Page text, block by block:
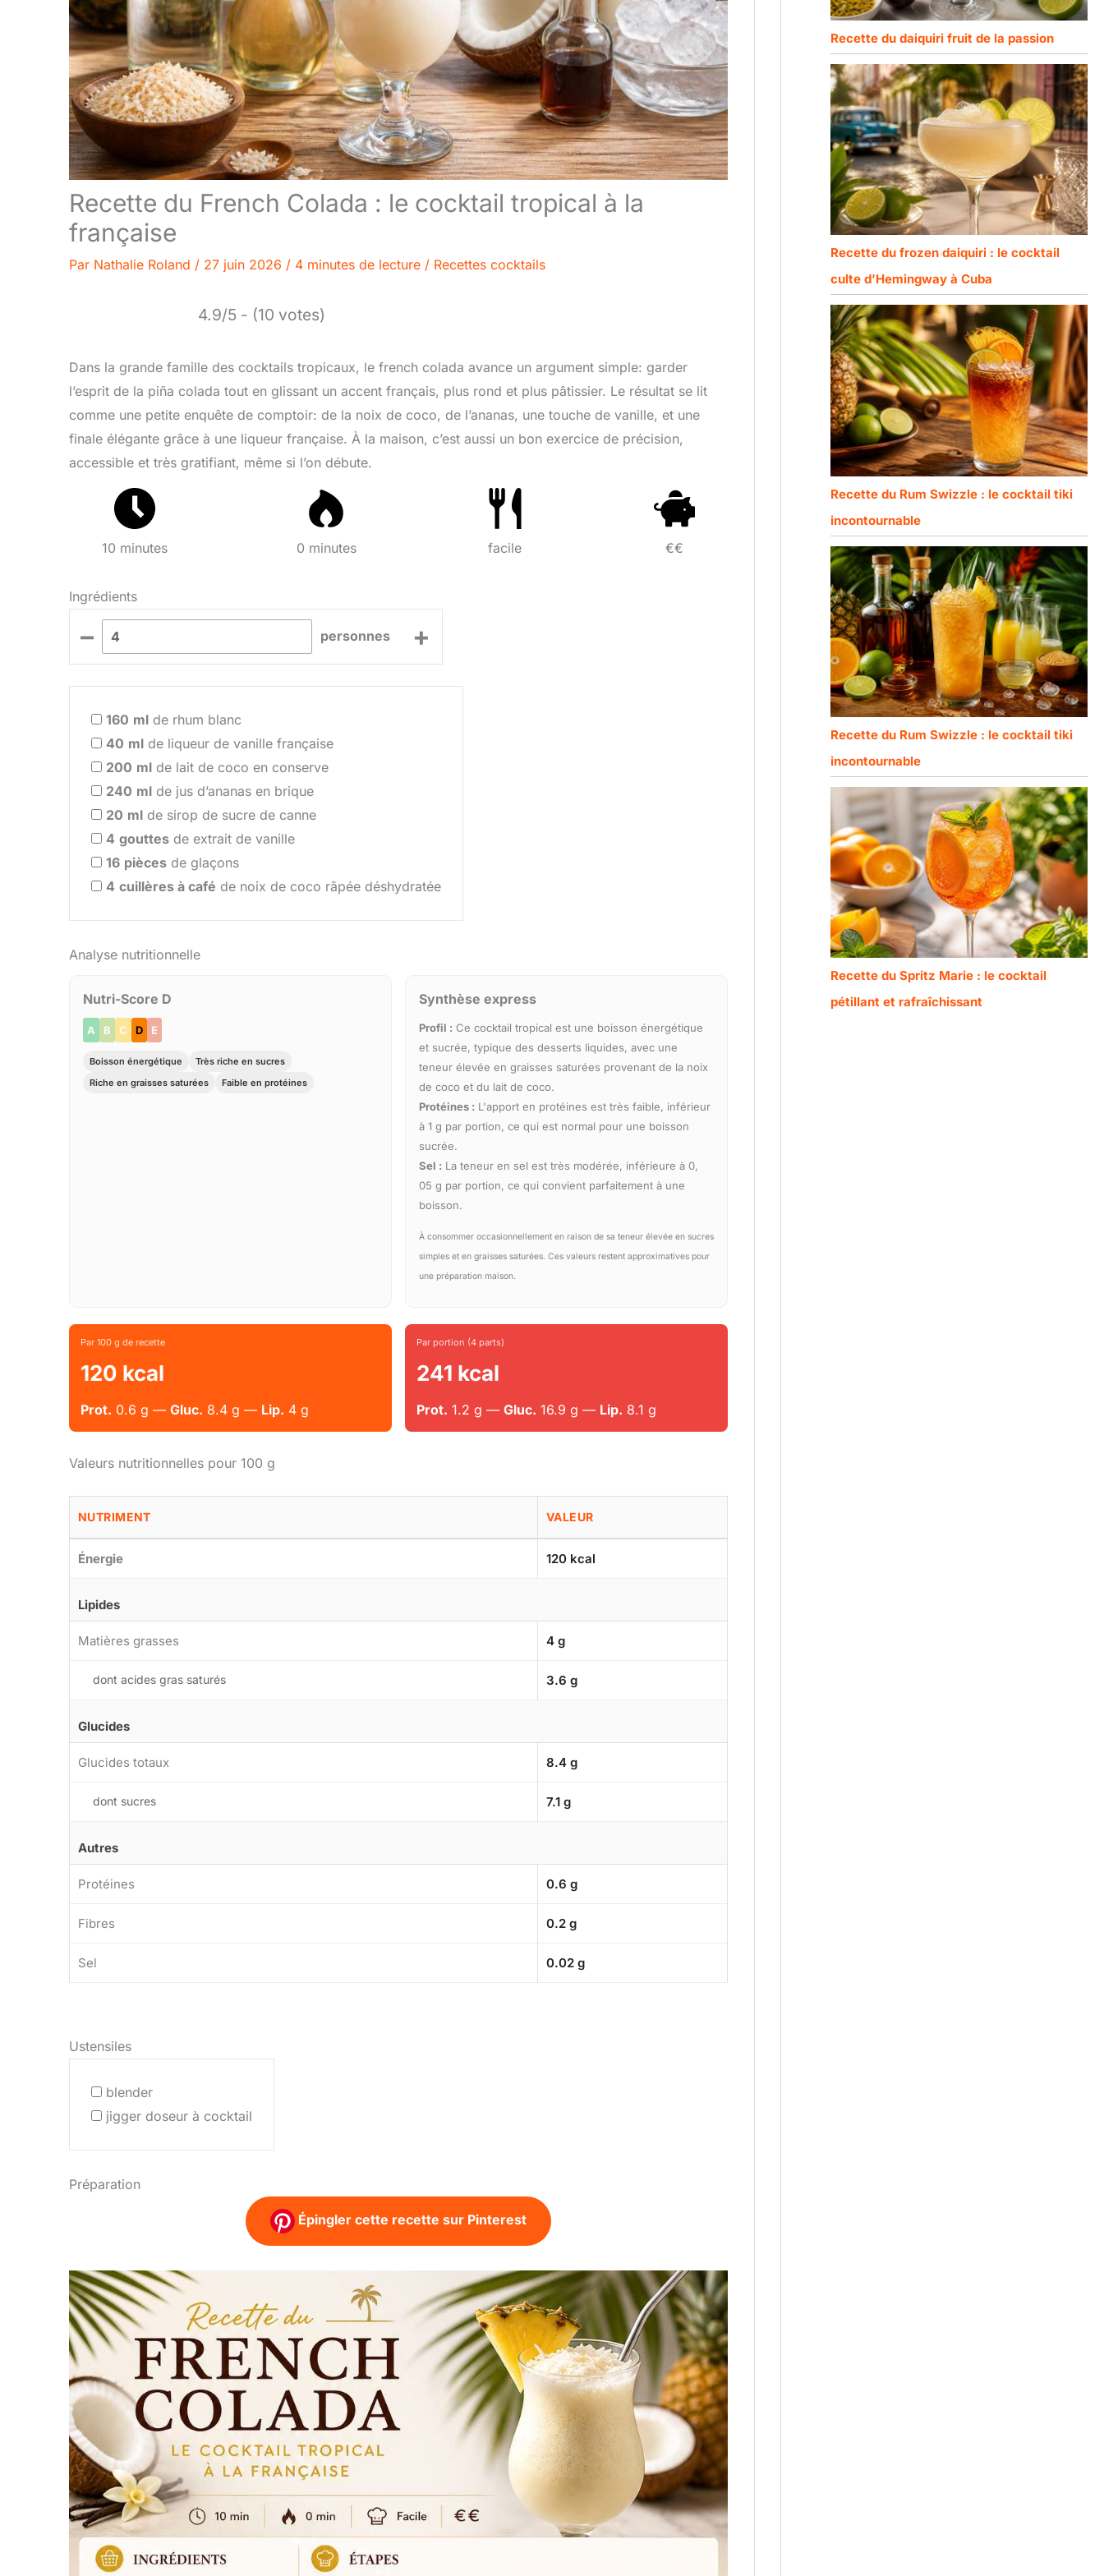
Recette du French Colada : le cocktail tropical à la
française
Par Nathalie Roland / 27 juin 2026 / 4 minutes de lecture / Recettes cocktails
4.9/5 - (10 votes)
Dans la grande famille des cocktails tropicaux, le french colada avance un argument simple: garder
l’esprit de la piña colada tout en glissant un accent français, plus rond et plus pâtissier. Le résultat se lit
comme une petite enquête de comptoir: de la noix de coco, de l’ananas, une touche de vanille, et une
finale élégante grâce à une liqueur française. À la maison, c’est aussi un bon exercice de précision,
accessible et très gratifiant, même si l’on débute.
10 minutes 0 minutes facile €€
Ingrédients
– personnes +
160 ml de rhum blanc
40 ml de liqueur de vanille française
200 ml de lait de coco en conserve
240 ml de jus d’ananas en brique
20 ml de sirop de sucre de canne
4 gouttes de extrait de vanille
16 pièces de glaçons
4 cuillères à café de noix de coco râpée déshydratée
Analyse nutritionnelle
Nutri-Score D
A B C D E
Boisson énergétique
Très riche en sucres
Riche en graisses saturées
Faible en protéines
Synthèse express
Profil : Ce cocktail tropical est une boisson énergétique
et sucrée, typique des desserts liquides, avec une
teneur élevée en graisses saturées provenant de la noix
de coco et du lait de coco.
Protéines : L'apport en protéines est très faible, inférieur
à 1 g par portion, ce qui est normal pour une boisson
sucrée.
Sel : La teneur en sel est très modérée, inférieure à 0,
05 g par portion, ce qui convient parfaitement à une
boisson.
À consommer occasionnellement en raison de sa teneur élevée en sucres
simples et en graisses saturées. Ces valeurs restent approximatives pour
une préparation maison.
Par 100 g de recette
120 kcal
Prot. 0.6 g — Gluc. 8.4 g — Lip. 4 g
Par portion (4 parts)
241 kcal
Prot. 1.2 g —Gluc. 16.9 g — Lip. 8.1 g
Valeurs nutritionnelles pour 100 g
NUTRIMENT VALEUR
Énergie 120 kcal
Lipides
Matières grasses 4 g
dont acides gras saturés 3.6 g
Glucides
Glucides totaux 8.4 g
dont sucres 7.1 g
Autres
Protéines 0.6 g
Fibres 0.2 g
Sel 0.02 g
Ustensiles
blender
jigger doseur à cocktail
Préparation
Épingler cette recette sur Pinterest
Recette du daiquiri fruit de la passion
Recette du frozen daiquiri : le cocktail
culte d’Hemingway à Cuba
Recette du Rum Swizzle : le cocktail tiki
incontournable
Recette du Rum Swizzle : le cocktail tiki
incontournable
Recette du Spritz Marie : le cocktail
pétillant et rafraîchissant